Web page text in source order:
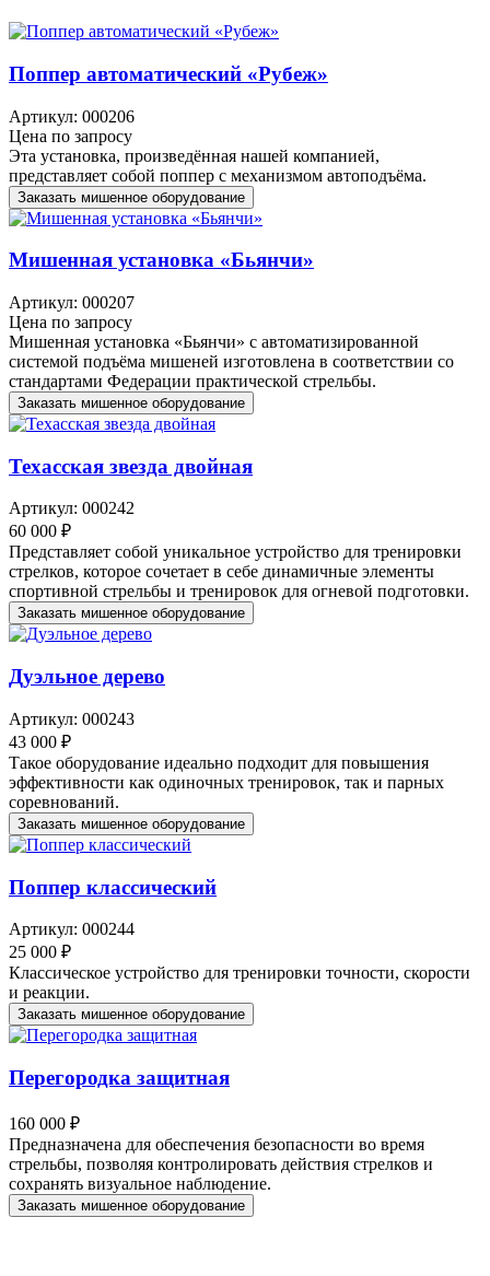
Поппер автоматический «Рубеж»
Артикул: 000206
Цена по запросу
Эта установка, произведённая нашей компанией,
представляет собой поппер с механизмом автоподъёма.
Заказать мишенное оборудование
Мишенная установка «Бьянчи»
Артикул: 000207
Цена по запросу
Мишенная установка «Бьянчи» с автоматизированной
системой подъёма мишеней изготовлена в соответствии со
стандартами Федерации практической стрельбы.
Заказать мишенное оборудование
Техасская звезда двойная
Артикул: 000242
60 000 ₽
Представляет собой уникальное устройство для тренировки
стрелков, которое сочетает в себе динамичные элементы
спортивной стрельбы и тренировок для огневой подготовки.
Заказать мишенное оборудование
Дуэльное дерево
Артикул: 000243
43 000 ₽
Такое оборудование идеально подходит для повышения
эффективности как одиночных тренировок, так и парных
соревнований.
Заказать мишенное оборудование
Поппер классический
Артикул: 000244
25 000 ₽
Классическое устройство для тренировки точности, скорости
и реакции.
Заказать мишенное оборудование
Перегородка защитная
160 000 ₽
Предназначена для обеспечения безопасности во время
стрельбы, позволяя контролировать действия стрелков и
сохранять визуальное наблюдение.
Заказать мишенное оборудование